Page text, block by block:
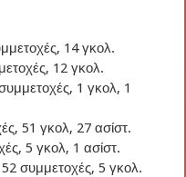
14 γκολ.
12 γκολ.
1 γκολ, 1
51 γκολ, 27 ασίστ.
5 γκολ, 1 ασίστ.
52 συμμετοχές, 5 γκολ.